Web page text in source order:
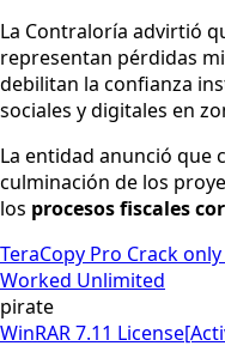
La Contraloría advirtió
representan pérdidas
debilitan la confianza
sociales y digitales en
La entidad anunció que
culminación de los
los procesos fiscales
TeraCopy Pro Crack
Worked Unlimited
pirate
WinRAR 7.11